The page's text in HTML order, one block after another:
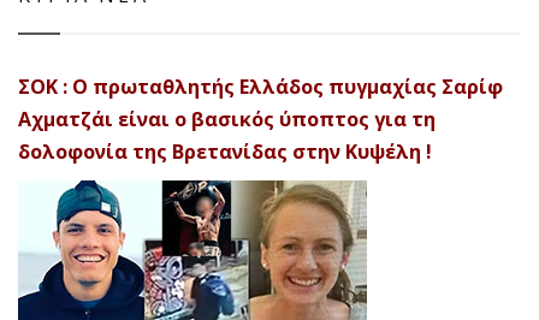
ΣΟΚ : Ο πρωταθλητής Ελλάδος πυγμαχίας Σαρίφ
Αχματζάι είναι ο βασικός ύποπτος για τη
δολοφονία της Βρετανίδας στην Κυψέλη !